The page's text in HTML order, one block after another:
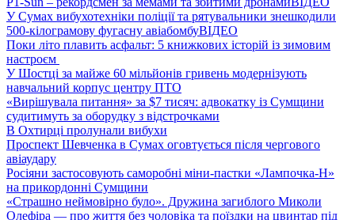
У Сумах вибухотехніки поліції та рятувальники знешкодили
500-кілограмову фугасну авіабомбуВІДЕО
Поки літо плавить асфальт: 5 книжкових історій із зимовим
настроєм
У Шостці за майже 60 мільйонів гривень модернізують
навчальний корпус центру ПТО
«Вирішувала питання» за $7 тисяч: адвокатку із Сумщини
судитимуть за оборудку з відстрочками
В Охтирці пролунали вибухи
Проспект Шевченка в Сумах оговтується після чергового
авіаудару
Росіяни застосовують саморобні міни-пастки «Лампочка-Н»
на прикордонні Сумщини
«Страшно неймовірно було». Дружина загиблого Миколи
Олефіра — про життя без чоловіка та поїздки на цвинтар під